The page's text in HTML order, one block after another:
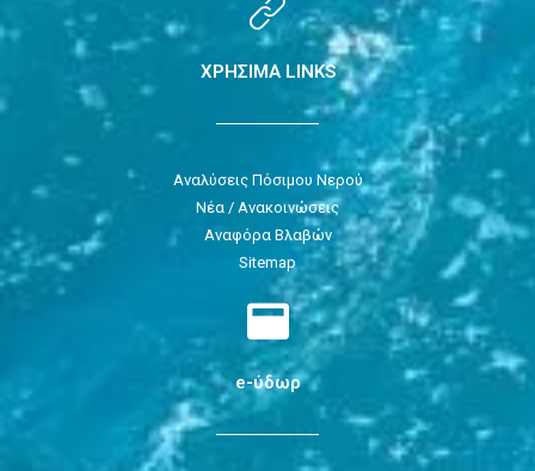
ΧΡΗΣΙΜΑ LINKS
Αναλύσεις Πόσιμου Νερού
Νέα / Ανακοινώσεις
Αναφόρα Βλαβών
Sitemap
e-ύδωρ